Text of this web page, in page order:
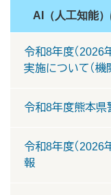
AI（人工知能）
令和8年度（2026
実施について（機
令和8年度熊本県
令和8年度（2026
報